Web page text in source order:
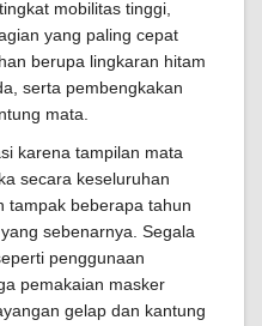
mobilitas tinggi,
yang paling cepat
berupa lingkaran hitam
serta pembengkakan
mata.
karena tampilan mata
secara keseluruhan
tampak beberapa tahun
sebenarnya. Segala
penggunaan
pemakaian masker
gelap dan kantung